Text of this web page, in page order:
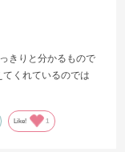
きりと分かるもので
くれているのでは
Like! 1